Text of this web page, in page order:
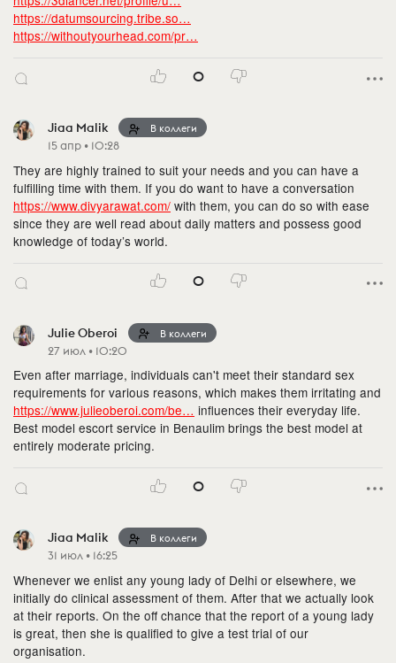
https://datumsourcing.tribe.so…
https://withoutyourhead.com/pr…
0
Jiaa Malik В коллеги
15 апр • 10:28
They are highly trained to suit your needs and you can have a
fulfilling time with them. If you do want to have a conversation
https://www.divyarawat.com/ with them, you can do so with ease
since they are well read about daily matters and possess good
knowledge of today’s world.
0
Julie Oberoi В коллеги
27 июл • 10:20
Even after marriage, individuals can't meet their standard sex
requirements for various reasons, which makes them irritating and
https://www.julieoberoi.com/be… influences their everyday life.
Best model escort service in Benaulim brings the best model at
entirely moderate pricing.
0
Jiaa Malik В коллеги
31 июл • 16:25
Whenever we enlist any young lady of Delhi or elsewhere, we
initially do clinical assessment of them. After that we actually look
at their reports. On the off chance that the report of a young lady
is great, then she is qualified to give a test trial of our
organisation.